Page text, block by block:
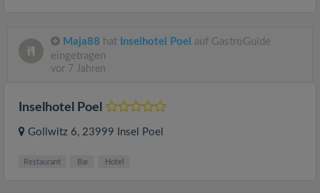
Maja88 hat Inselhotel Poel auf GastroGuide
eingetragen
vor 7 Jahren
Inselhotel Poel
Gollwitz 6, 23999 Insel Poel
Restaurant Bar Hotel